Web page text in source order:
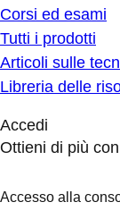
Corsi ed esami
Tutti i prodotti
Articoli sulle
Libreria delle
Accedi
Ottieni di più
Accesso alla